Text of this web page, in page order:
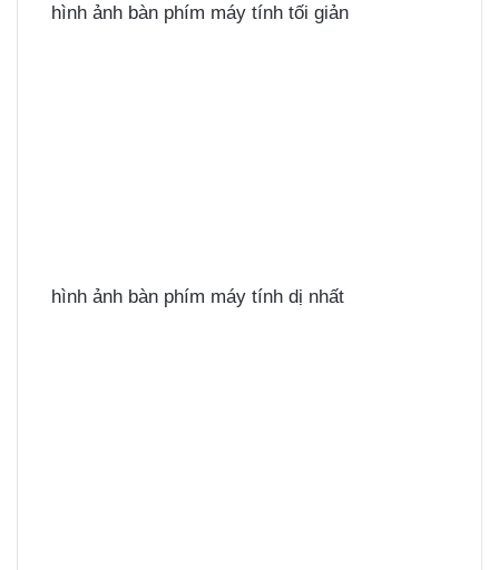
hình ảnh bàn phím máy tính tối giản
hình ảnh bàn phím máy tính dị nhất